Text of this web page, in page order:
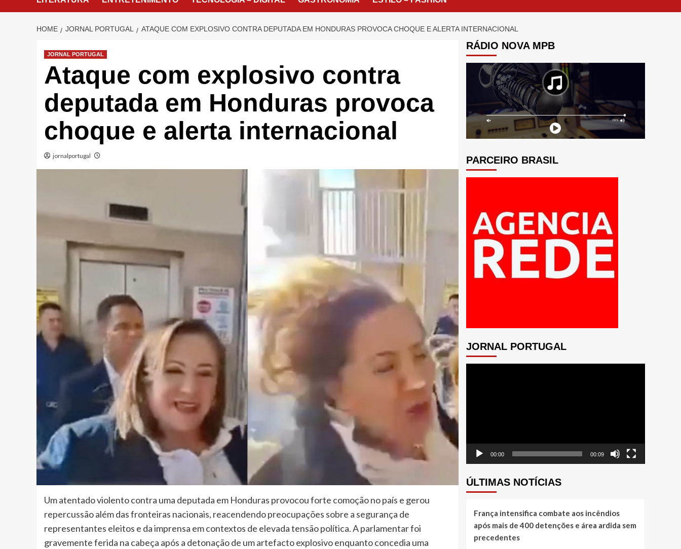
HOME JORNAL PORTUGAL ATAQUE COM EXPLOSIVO CONTRA DEPUTADA EM HONDURAS PROVOCA CHOQUE E ALERTA INTERNACIONAL
JORNAL PORTUGAL
Ataque com explosivo contra
deputada em Honduras provoca
choque e alerta internacional
jornalportugal
Um atentado violento contra uma deputada em Honduras provocou forte comoção no país e gerou
repercussão além das fronteiras nacionais, reacendendo preocupações sobre a segurança de
representantes eleitos e da imprensa em contextos de elevada tensão política. A parlamentar foi
gravemente ferida na cabeça após a detonação de um artefacto explosivo enquanto concedia uma
RÁDIO NOVA MPB
PARCEIRO BRASIL
JORNAL PORTUGAL
00:00 00:09
ÚLTIMAS NOTÍCIAS
França intensifica combate aos incêndios
após mais de 400 detenções e área ardida sem
precedentes